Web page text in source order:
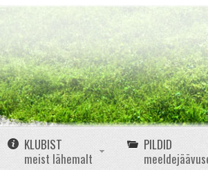
KLUBIST
meist lähemalt
PILDID